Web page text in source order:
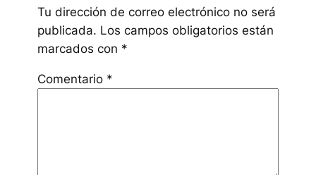
Tu dirección de correo electrónico no será
publicada. Los campos obligatorios están
marcados con *
Comentario *